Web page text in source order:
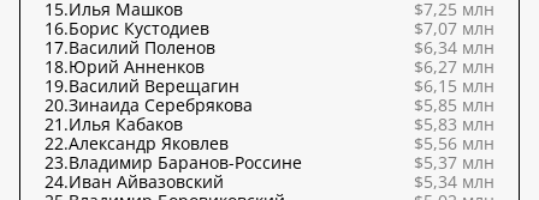
15.Илья Машков
$7,25 млн
16.Борис Кустодиев
$7,07 млн
17.Василий Поленов
$6,34 млн
18.Юрий Анненков
$6,27 млн
19.Василий Верещагин
$6,15 млн
20.Зинаида Серебрякова
$5,85 млн
21.Илья Кабаков
$5,83 млн
22.Александр Яковлев
$5,56 млн
23.Владимир Баранов-Россине
$5,37 млн
24.Иван Айвазовский
$5,34 млн